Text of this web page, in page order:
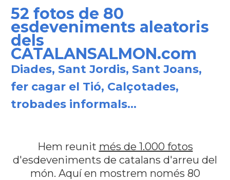
52 fotos de 80
esdeveniments aleatoris
dels
CATALANSALMON.com
Diades, Sant Jordis, Sant Joans,
fer cagar el Tió, Calçotades,
trobades informals...
Hem reunit més de 1.000 fotos
d'esdeveniments de catalans d'arreu del
món. Aquí en mostrem només 80